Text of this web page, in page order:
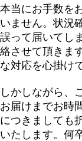
本当にお手数を
いません。状況
誤って届いてし
絡させて頂きま
な対応を心掛け
しかしながら、
お届けまでお時
につきましても
いたします。何